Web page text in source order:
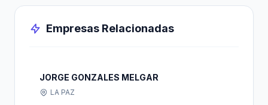
Empresas Relacionadas
JORGE GONZALES MELGAR
LA PAZ